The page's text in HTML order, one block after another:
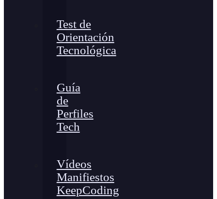
Test de
Orientación
Tecnológica
Guía
de
Perfiles
Tech
Vídeos
Manifiestos
KeepCoding